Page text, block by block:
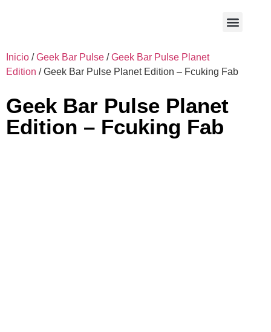
Inicio /Geek Bar Pulse /Geek Bar Pulse Planet
Edition / Geek Bar Pulse Planet Edition – Fcuking Fab
Geek Bar Pulse Planet
Edition – Fcuking Fab